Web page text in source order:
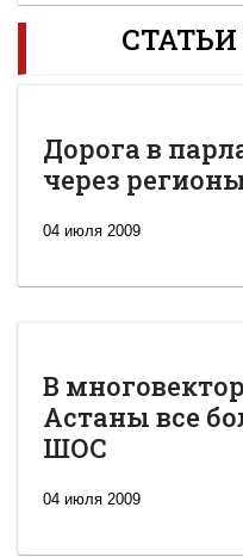
Дорога в
через
04 июля 2009
В
Астаны все
ШОС
04 июля 2009